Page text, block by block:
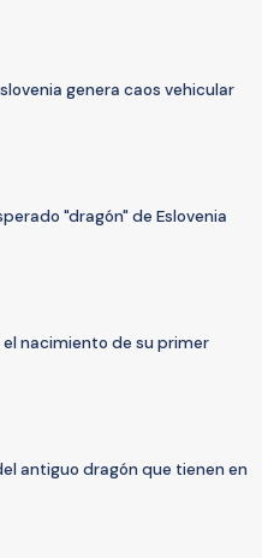
genera caos vehicular
"dragón" de Eslovenia
el nacimiento de su primer
antiguo dragón que tienen en